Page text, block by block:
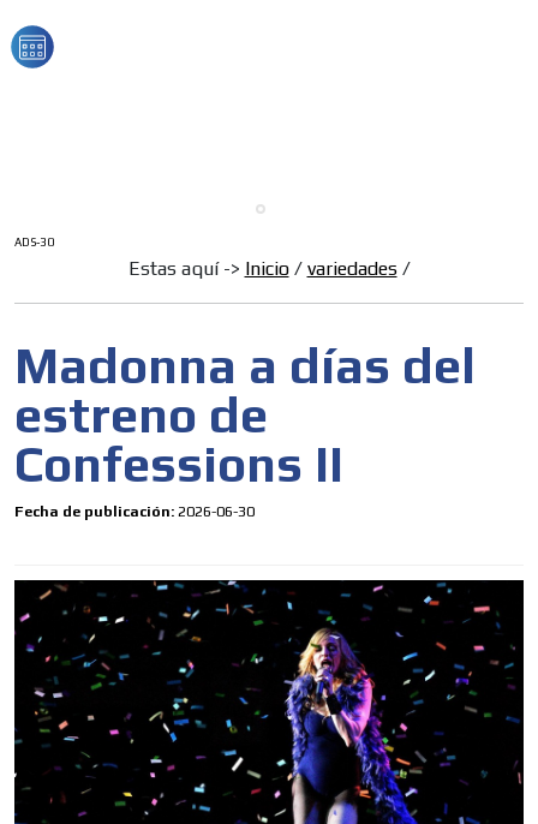
ADS-30
Estas aquí -> Inicio/ variedades/
Madonna a días del
estreno de
Confessions II
Fecha de publicación: 2026-06-30